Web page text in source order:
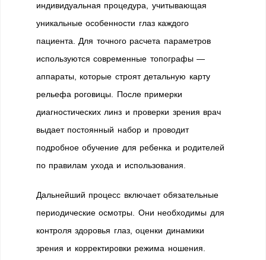
индивидуальная процедура, учитывающая
уникальные особенности глаз каждого
пациента. Для точного расчета параметров
используются современные топографы —
аппараты, которые строят детальную карту
рельефа роговицы. После примерки
диагностических линз и проверки зрения врач
выдает постоянный набор и проводит
подробное обучение для ребенка и родителей
по правилам ухода и использования.
Дальнейший процесс включает обязательные
периодические осмотры. Они необходимы для
контроля здоровья глаз, оценки динамики
зрения и корректировки режима ношения.